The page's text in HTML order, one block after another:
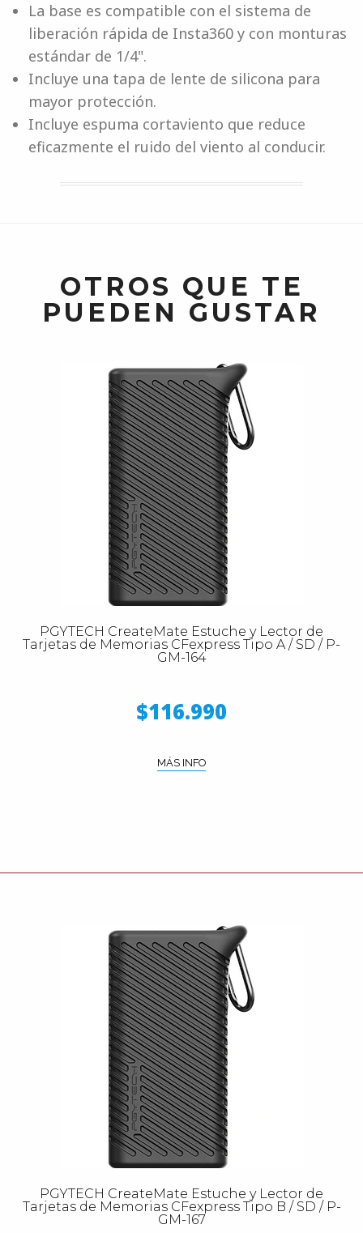
La base es compatible con el sistema de
liberación rápida de Insta360 y con monturas
estándar de 1/4".
Incluye una tapa de lente de silicona para
mayor protección.
Incluye espuma cortaviento que reduce
eficazmente el ruido del viento al conducir.
OTROS QUE TE
PUEDEN GUSTAR
PGYTECH CreateMate Estuche y Lector de
Tarjetas de Memorias CFexpress Tipo A / SD / P-
GM-164
$116.990
MÁS INFO
PGYTECH CreateMate Estuche y Lector de
Tarjetas de Memorias CFexpress Tipo B / SD / P-
GM-167